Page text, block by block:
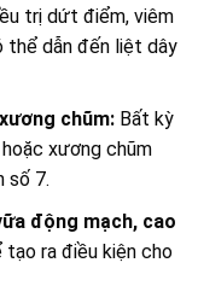
trị dứt điểm, viêm
thể dẫn đến liệt dây
chũm: Bất kỳ
xương chũm
số 7.
động mạch, cao
tạo ra điều kiện cho